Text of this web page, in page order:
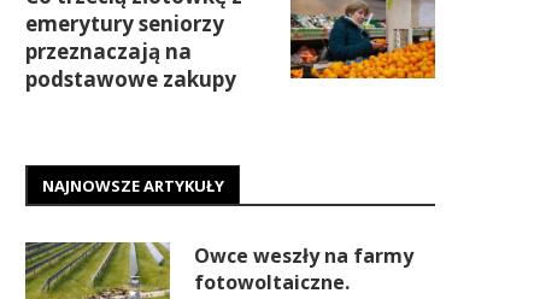
emerytury seniorzy
przeznaczają na
podstawowe zakupy
NAJNOWSZE ARTYKUŁY
Owce weszły na farmy
fotowoltaiczne.